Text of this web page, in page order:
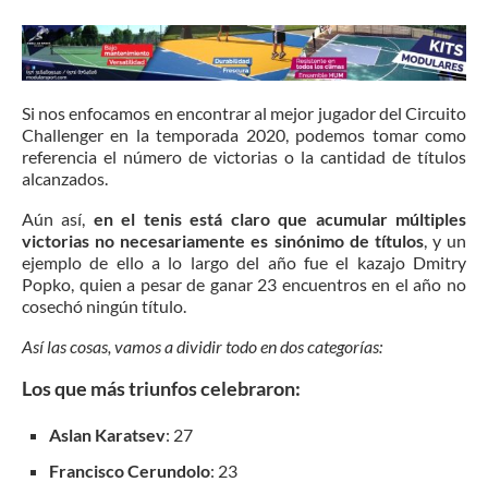
Si nos enfocamos en encontrar al mejor jugador del Circuito
Challenger en la temporada 2020, podemos tomar como
referencia el número de victorias o la cantidad de títulos
alcanzados.
Aún así, en el tenis está claro que acumular múltiples
victorias no necesariamente es sinónimo de títulos, y un
ejemplo de ello a lo largo del año fue el kazajo Dmitry
Popko, quien a pesar de ganar 23 encuentros en el año no
cosechó ningún título.
Así las cosas, vamos a dividir todo en dos categorías:
Los que más triunfos celebraron:
Aslan Karatsev: 27
Francisco Cerundolo: 23